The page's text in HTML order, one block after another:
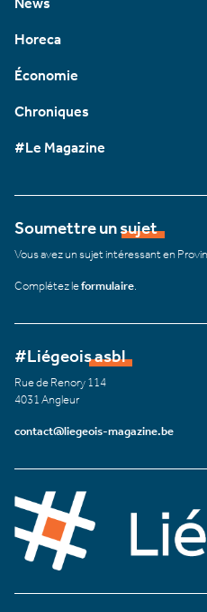
Horeca
Économie
Chroniques
#Le Magazine
Soumettre un sujet
Vous avez un sujet intéressant en
Complétez leformulaire
#Liégeois asbl
Rue de Renory 114
4031 Angleur
contact@liegeois-magazine.be